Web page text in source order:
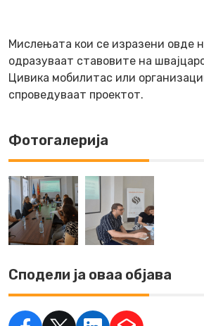
Мислењата кои се изразени овде
одразуваат ставовите на
Цивика мобилитас или
спроведуваат проектот.
Фотогалерија
Сподели ја оваа објава